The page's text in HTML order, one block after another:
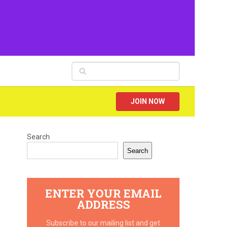
JOIN NOW
Search
Search
ENTER YOUR EMAIL
ADDRESS
Subscribe to our mailing list and get